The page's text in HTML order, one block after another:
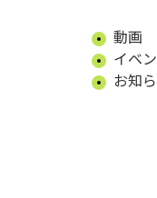
動画
イベ
お知